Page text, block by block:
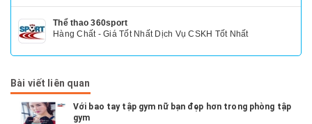
Thể thao 360sport
Hàng Chất - Giá Tốt Nhất Dịch Vụ CSKH Tốt Nhất
Bài viết liên quan
Với bao tay tập gym nữ bạn đẹp hơn trong phòng tập
gym